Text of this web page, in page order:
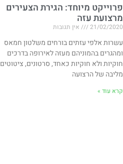
פרוייקט מיוחד: הגירת הצעירים
מרצועת עזה
21/02/2020 אין תגובות
עשרות אלפי עזתים בורחים משלטון חמאס
ומהגרים בהמוניהם מעזה לאירופה בדרכים
חוקיות ולא חוקיות כאחד, סרטונים, ציטוטים
מליבה של הרצועה
קרא עוד »